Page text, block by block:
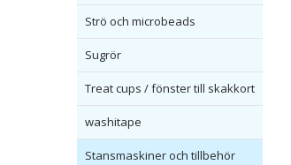
Strö och microbeads
Sugrör
Treat cups / fönster till skakkort
washitape
Stansmaskiner och tillbehör